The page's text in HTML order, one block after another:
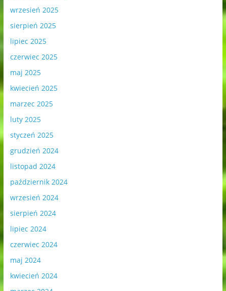
wrzesień 2025
sierpień 2025
lipiec 2025
czerwiec 2025
maj 2025
kwiecień 2025
marzec 2025
luty 2025
styczeń 2025
grudzień 2024
listopad 2024
październik 2024
wrzesień 2024
sierpień 2024
lipiec 2024
czerwiec 2024
maj 2024
kwiecień 2024